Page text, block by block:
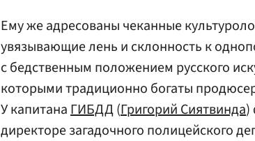
Ему же адресованы чеканные
увязывающие лень и склонность к
с бедственным положением русского
которыми традиционно богаты
У капитанаГИБДД(Григорий Сиятвинда)
директоре загадочного полицейского